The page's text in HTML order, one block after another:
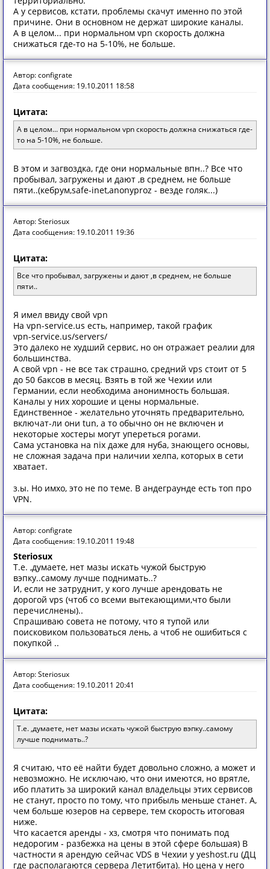
А у сервисов, кстати, проблемы скачут именно по этой
причине. Они в основном не держат широкие каналы.
А в целом... при нормальном vpn скорость должна
снижаться где-то на 5-10%, не больше.
Автор: configrate
Дата сообщения: 19.10.2011 18:58
Цитата:
А в целом... при нормальном vpn скорость должна снижаться где-
то на 5-10%, не больше.
В этом и загвоздка, где они нормальные впн..? Все что
пробывал, загружены и дают ,в среднем, не больше
пяти..(кебрум,safe-inet,anonyproz - везде голяк...)
Автор: Steriosux
Дата сообщения: 19.10.2011 19:36
Цитата:
Все что пробывал, загружены и дают ,в среднем, не больше
пяти..
Я имел ввиду свой vpn
На vpn-service.us есть, например, такой график
vpn-service.us/servers/
Это далеко не худший сервис, но он отражает реалии для
большинства.
А свой vpn - не все так страшно, средний vps стоит от 5
до 50 баксов в месяц. Взять в той же Чехии или
Германии, если необходима анонимность большая.
Каналы у них хорошие и цены нормальные.
Единственное - желательно уточнять предварительно,
включат-ли они tun, а то обычно он не включен и
некоторые хостеры могут упереться рогами.
Сама установка на nix даже для нуба, знающего основы,
не сложная задача при наличии хелпа, которых в сети
хватает.
з.ы. Но имхо, это не по теме. В андеграунде есть топ про
VPN.
Автор: configrate
Дата сообщения: 19.10.2011 19:48
Steriosux
Т.е. ,думаете, нет мазы искать чужой быструю
вэпку..самому лучше поднимать..?
И, если не затруднит, у кого лучше арендовать не
дорогой vps (чтоб со всеми вытекающими,что были
перечислнены)..
Спрашиваю совета не потому, что я тупой или
поисковиком пользоваться лень, а чтоб не ошибиться с
покупкой ..
Автор: Steriosux
Дата сообщения: 19.10.2011 20:41
Цитата:
Т.е. ,думаете, нет мазы искать чужой быструю вэпку..самому
лучше поднимать..?
Я считаю, что её найти будет довольно сложно, а может и
невозможно. Не исключаю, что они имеются, но врятле,
ибо платить за широкий канал владельцы этих сервисов
не станут, просто по тому, что прибыль меньше станет. А,
чем больше юзеров на сервере, тем скорость итоговая
ниже.
Что касается аренды - хз, смотря что понимать под
недорогим - разбежка на цены в этой сфере большая) В
частности я арендую сейчас VDS в Чехии у yeshost.ru (ДЦ
где располагаются сервера Летитбита). Но цена у него